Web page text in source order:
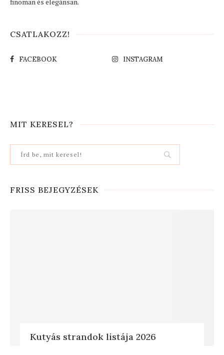
CSATLAKOZZ!
FACEBOOK INSTAGRAM
MIT KERESEL?
FRISS BEJEGYZÉSEK
Kutyás strandok listája 2026